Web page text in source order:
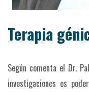
Terapia
Según comenta el Dr.
investigaciones es